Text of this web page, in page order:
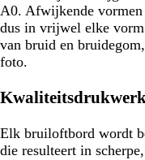
A0. Afwijkende
dus in vrijwel elke
van bruid en
foto.
Elk bruiloftbord wordt
die resulteert in